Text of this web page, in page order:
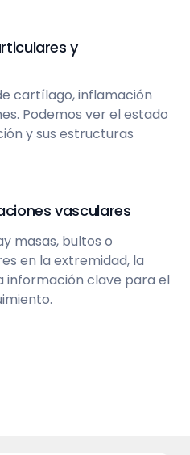
y
cartílago, inflamación
Podemos ver el estado
y sus estructuras
vasculares
masas, bultos o
en la extremidad, la
información clave para el